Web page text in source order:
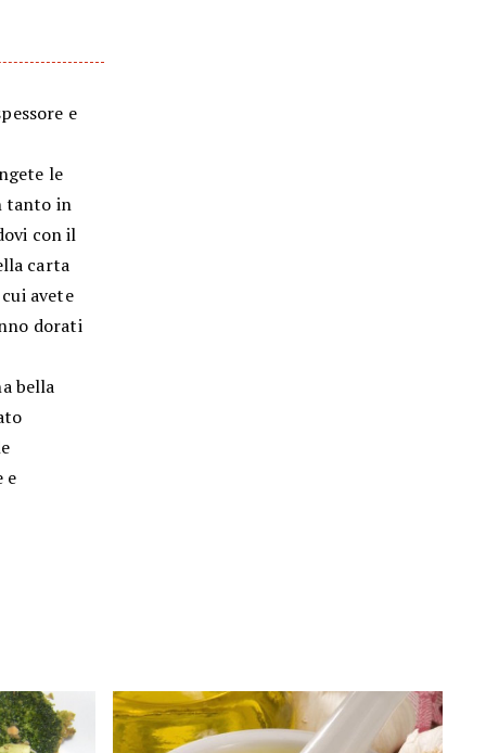
e
le
tanto in
con il
carta
avete
dorati
bella
e